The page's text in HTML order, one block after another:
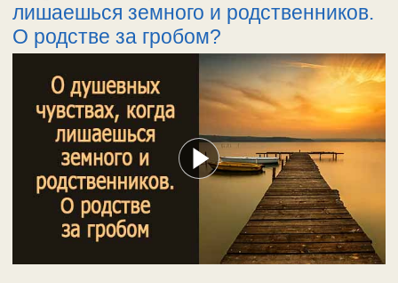
лишаешься земного и родственников.
О родстве за гробом?